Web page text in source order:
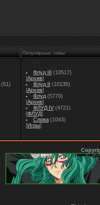
Популярные темы
(51)
Флуд III (10517)
[Архив]
Флуд II (10135)
[Архив]
Флуд (5770)
[Архив]
ФЛУД IV (4721)
[ФЛУД]
Слова (1043)
[Игры]